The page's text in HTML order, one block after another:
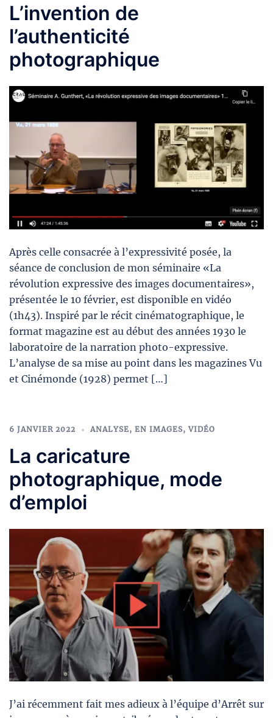
L’invention de
l’authenticité
photographique
Après celle consacrée à l’expressivité posée, la
séance de conclusion de mon séminaire «La
révolution expressive des images documentaires»,
présentée le 10 février, est disponible en vidéo
(1h43). Inspiré par le récit cinématographique, le
format magazine est au début des années 1930 le
laboratoire de la narration photo-expressive.
L’analyse de sa mise au point dans les magazines Vu
et Cinémonde (1928) permet […]
6 JANVIER 2022 ANALYSE, EN IMAGES, VIDÉO
La caricature
photographique, mode
d’emploi
J’ai récemment fait mes adieux à l’équipe d’Arrêt sur